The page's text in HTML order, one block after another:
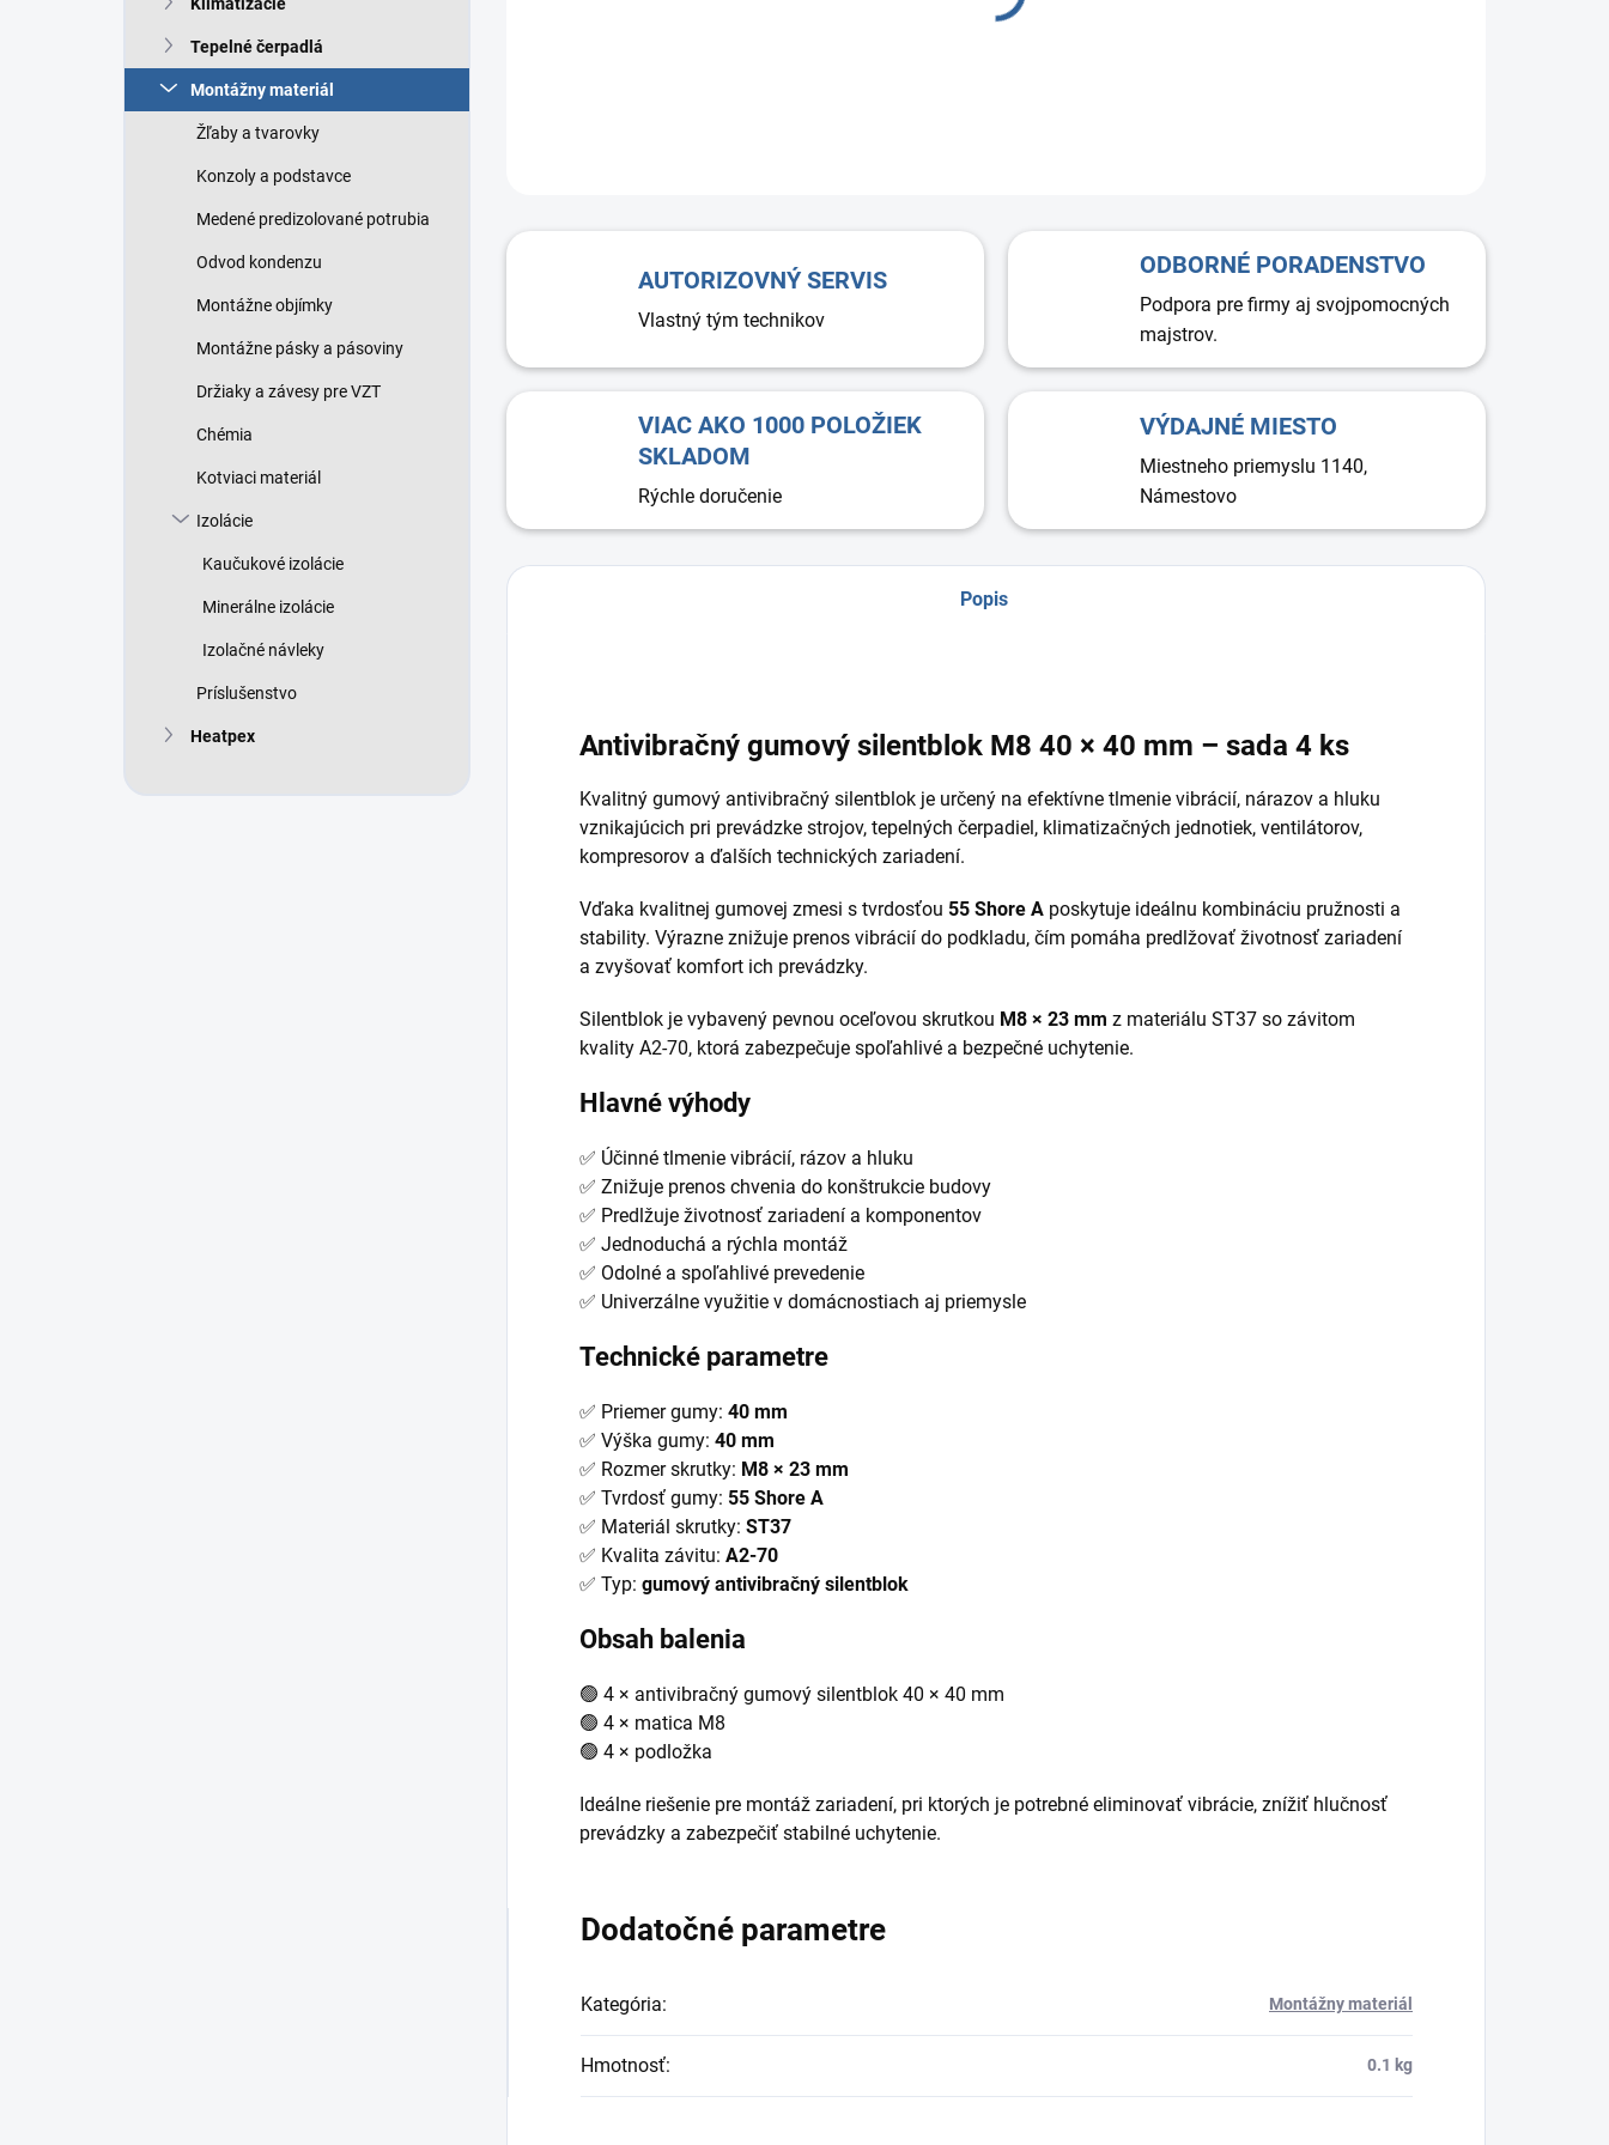
Tepelné čerpadlá
Montážny materiál
Žľaby a tvarovky
Konzoly a podstavce
Medené predizolované potrubia
Odvod kondenzu
Montážne objímky
Montážne pásky a pásoviny
Držiaky a závesy pre VZT
Chémia
Kotviaci materiál
Izolácie
Kaučukové izolácie
Minerálne izolácie
Izolačné návleky
Príslušenstvo
Heatpex
AUTORIZOVNÝ SERVIS
Vlastný tým technikov
ODBORNÉ PORADENSTVO
Podpora pre firmy aj svojpomocných
majstrov.
VIAC AKO 1000 POLOŽIEK
SKLADOM
Rýchle doručenie
VÝDAJNÉ MIESTO
Miestneho priemyslu 1140,
Námestovo
Popis
Antivibračný gumový silentblok M8 40 × 40 mm – sada 4 ks
Kvalitný gumový antivibračný silentblok je určený na efektívne tlmenie vibrácií, nárazov a hluku
vznikajúcich pri prevádzke strojov, tepelných čerpadiel, klimatizačných jednotiek, ventilátorov,
kompresorov a ďalších technických zariadení.
Vďaka kvalitnej gumovej zmesi s tvrdosťou 55 Shore A poskytuje ideálnu kombináciu pružnosti a
stability. Výrazne znižuje prenos vibrácií do podkladu, čím pomáha predlžovať životnosť zariadení
a zvyšovať komfort ich prevádzky.
Silentblok je vybavený pevnou oceľovou skrutkou M8 × 23 mm z materiálu ST37 so závitom
kvality A2-70, ktorá zabezpečuje spoľahlivé a bezpečné uchytenie.
Hlavné výhody
✅ Účinné tlmenie vibrácií, rázov a hluku
✅ Znižuje prenos chvenia do konštrukcie budovy
✅ Predlžuje životnosť zariadení a komponentov
✅ Jednoduchá a rýchla montáž
✅ Odolné a spoľahlivé prevedenie
✅ Univerzálne využitie v domácnostiach aj priemysle
Technické parametre
✅ Priemer gumy: 40 mm
✅ Výška gumy: 40 mm
✅ Rozmer skrutky: M8 × 23 mm
✅ Tvrdosť gumy: 55 Shore A
✅ Materiál skrutky: ST37
✅ Kvalita závitu: A2-70
✅ Typ: gumový antivibračný silentblok
Obsah balenia
🟢 4 × antivibračný gumový silentblok 40 × 40 mm
🟢 4 × matica M8
🟢 4 × podložka
Ideálne riešenie pre montáž zariadení, pri ktorých je potrebné eliminovať vibrácie, znížiť hlučnosť
prevádzky a zabezpečiť stabilné uchytenie.
Dodatočné parametre
Kategória: Montážny materiál
Hmotnosť: 0.1 kg